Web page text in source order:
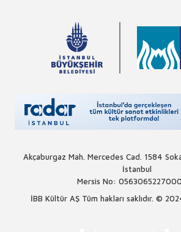
Akçaburgaz Mah. Mercedes Cad. 1584
İstanbul
Mersis No:
İBB Kültür AŞ Tüm hakları saklıdır. ©